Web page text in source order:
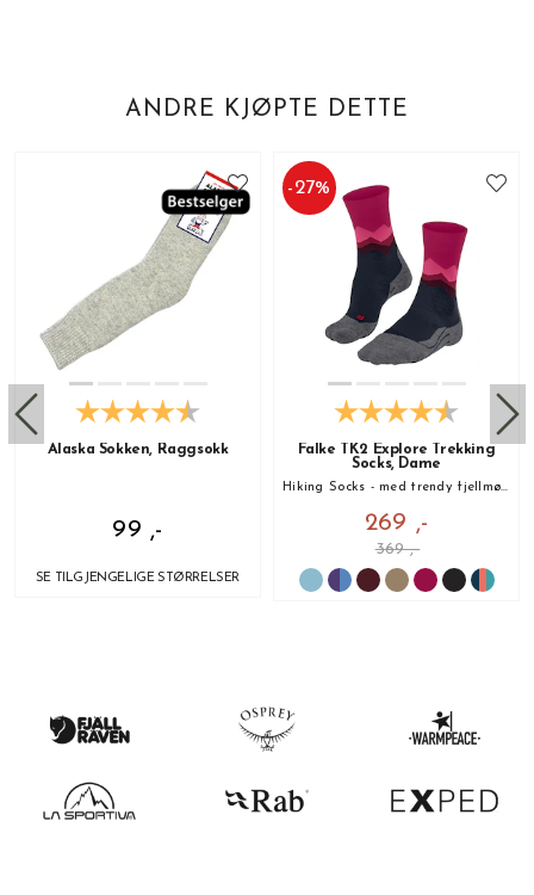
ANDRE KJØPTE DETTE
Alaska Sokken, Raggsokk
99 ,-
SE TILGJENGELIGE STØRRELSER
-27%
Falke TK2 Explore Trekking
Socks, Dame
Hiking Socks - med trendy fjellmønster!
269 ,-
369 ,-